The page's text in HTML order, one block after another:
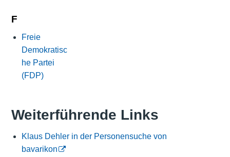
F
Freie
Demokratisc
he Partei
(FDP)
Weiterführende Links
Klaus Dehler in der Personensuche von
bavarikon